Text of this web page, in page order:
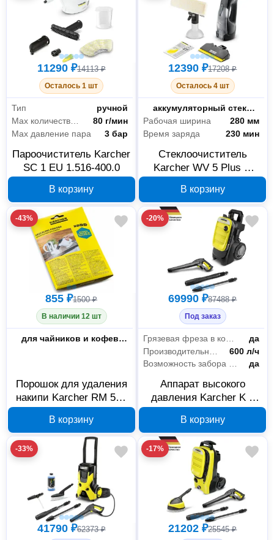
11290 ₽14113 ₽
Осталось 1 шт
Тип
ручной
80 г/мин
Max давление пара
3 бар
Пароочиститель Karcher
SC 1 EU 1.516-400.0
В корзину
12390 ₽17208 ₽
Осталось 4 шт
Тип
аккумуляторный стеклоочиститель
Рабочая ширина
280 мм
Время заряда
230 мин
Стеклоочиститель
Karcher WV 5 Plus N
467.0
В корзину
-43%
855 ₽1500 ₽
В наличии 12 шт
Назначение для чайников и кофеварок/кофемашин
Порошок для удаления
накипи Karcher RM 511
В корзину
-20%
69990 ₽87488 ₽
Под заказ
Грязевая фреза в комплекте
да
600 л/ч
Возможность забора воды из бочки
да
Аппарат высокого
давления Karcher K 7
В корзину
-33%
41790 ₽62373 ₽
-17%
21202 ₽25545 ₽